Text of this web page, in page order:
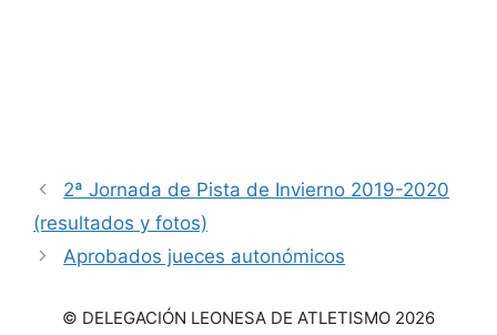
2ª Jornada de Pista de Invierno 2019-2020
(resultados y fotos)
Aprobados jueces autonómicos
© DELEGACIÓN LEONESA DE ATLETISMO 2026